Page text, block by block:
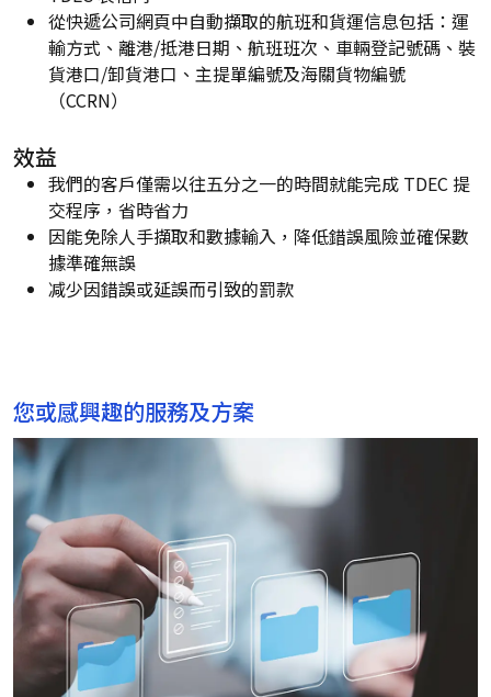
從快遞公司網頁中自動擷取的航班和貨運信息包括：運
輸方式、離港/抵港日期、航班班次、車輛登記號碼、裝
貨港口/卸貨港口、主提單編號及海關貨物編號
（CCRN）
效益
我們的客戶僅需以往五分之一的時間就能完成 TDEC 提
交程序，省時省力
因能免除人手擷取和數據輸入，降低錯誤風險並確保數
據準確無誤
减少因錯誤或延誤而引致的罰款
您或感興趣的服務及方案